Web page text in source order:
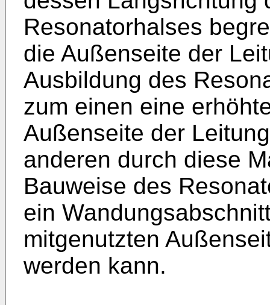
Resonatorhalses
die Außenseite der
Ausbildung des
zum einen eine
Außenseite der
anderen durch diese
Bauweise des
ein
mitgenutzten
werden kann.